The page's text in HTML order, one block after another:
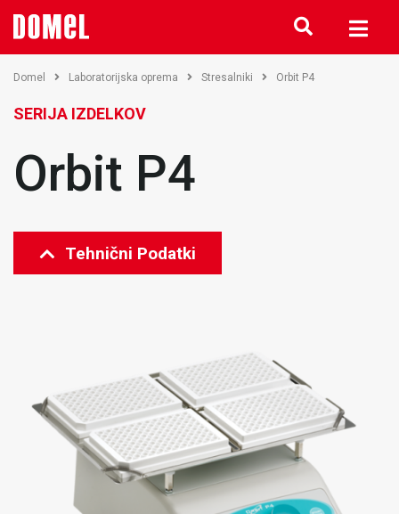
Domel Laboratorijska oprema Stresalniki Orbit P4
SERIJA IZDELKOV
Orbit P4
Tehnični Podatki